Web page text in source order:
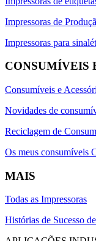
Impressoras de
Impressoras para
CONSUMÍVEIS
Consumíveis e
Novidades de
Reciclagem de
Os meus consumíveis
MAIS
Todas as Impressoras
Histórias de Sucesso